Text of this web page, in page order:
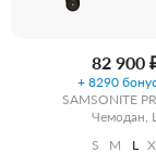
82 900
+ 8290
SAMSONITE
Чемодан, L
S
M L